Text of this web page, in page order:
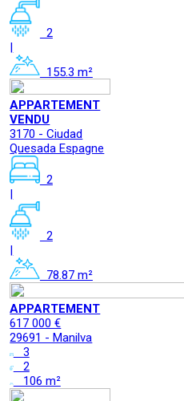
2
|
155.3 m²
APPARTEMENT
VENDU
3170 - Ciudad
Quesada Espagne
2
2
|
78.87 m²
APPARTEMENT
617 000 €
29691 - Manilva
3
2
106 m²